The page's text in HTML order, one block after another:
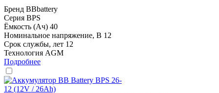
Бренд BBbattery
Серия BPS
Ёмкость (Ач) 40
Номинальное напряжение, В 12
Срок службы, лет 12
Технология AGM
Подробнее